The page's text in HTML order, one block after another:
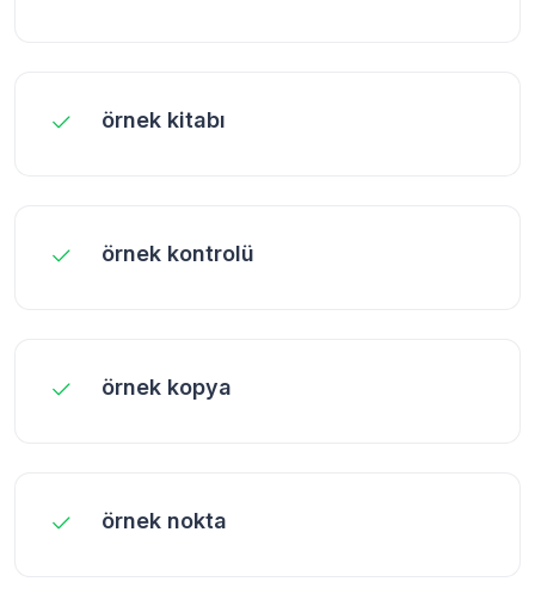
örnek kitabı
örnek kontrolü
örnek kopya
örnek nokta